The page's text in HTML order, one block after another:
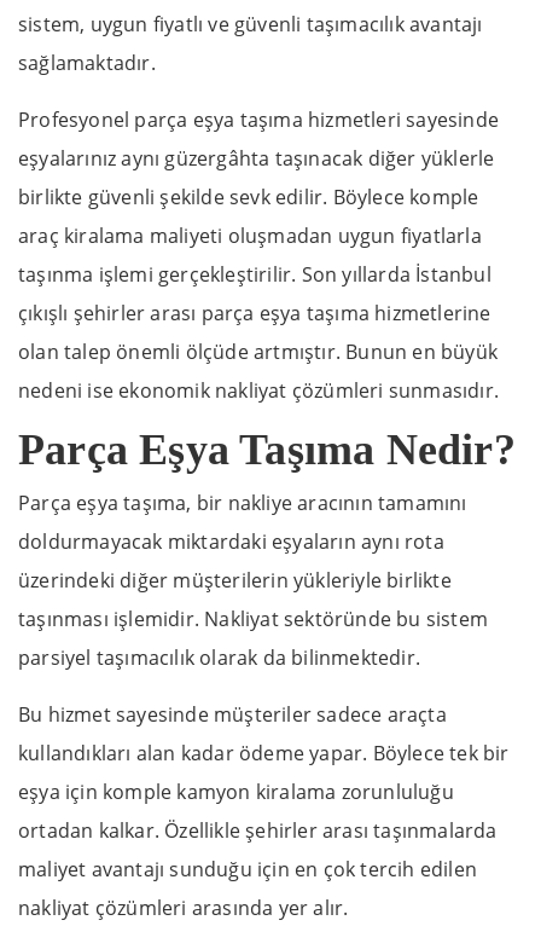
sistem, uygun fiyatlı ve güvenli taşımacılık avantajı
sağlamaktadır.
Profesyonel parça eşya taşıma hizmetleri sayesinde
eşyalarınız aynı güzergâhta taşınacak diğer yüklerle
birlikte güvenli şekilde sevk edilir. Böylece komple
araç kiralama maliyeti oluşmadan uygun fiyatlarla
taşınma işlemi gerçekleştirilir. Son yıllarda İstanbul
çıkışlı şehirler arası parça eşya taşıma hizmetlerine
olan talep önemli ölçüde artmıştır. Bunun en büyük
nedeni ise ekonomik nakliyat çözümleri sunmasıdır.
Parça Eşya Taşıma Nedir?
Parça eşya taşıma, bir nakliye aracının tamamını
doldurmayacak miktardaki eşyaların aynı rota
üzerindeki diğer müşterilerin yükleriyle birlikte
taşınması işlemidir. Nakliyat sektöründe bu sistem
parsiyel taşımacılık olarak da bilinmektedir.
Bu hizmet sayesinde müşteriler sadece araçta
kullandıkları alan kadar ödeme yapar. Böylece tek bir
eşya için komple kamyon kiralama zorunluluğu
ortadan kalkar. Özellikle şehirler arası taşınmalarda
maliyet avantajı sunduğu için en çok tercih edilen
nakliyat çözümleri arasında yer alır.